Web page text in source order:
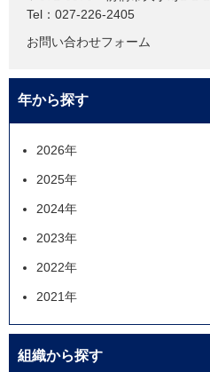
Tel：027-226-2405
お問い合わせフォーム
年から探す
2026年
2025年
2024年
2023年
2022年
2021年
組織から探す